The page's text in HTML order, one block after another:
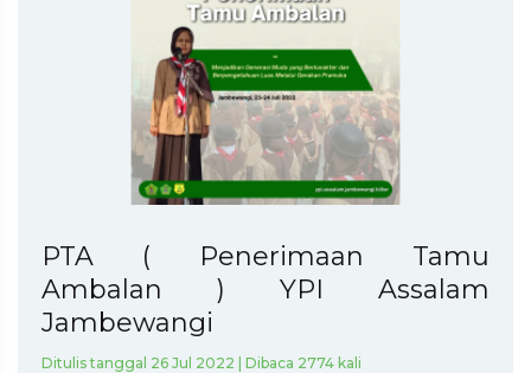
PTA ( Penerimaan Tamu
Ambalan ) YPI Assalam
Jambewangi
Ditulis tanggal 26 Jul 2022 | Dibaca 2774 kali